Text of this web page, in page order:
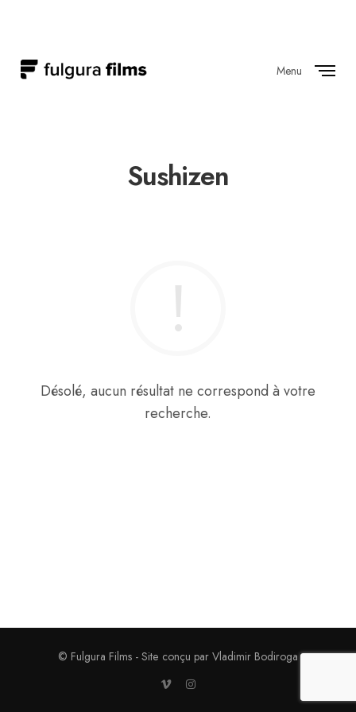
Menu
Sushizen
Désolé, aucun résultat ne correspond à votre
recherche.
© Fulgura Films - Site conçu par Vladimir Bodiroga